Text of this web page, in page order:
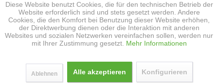
Diese Website benutzt Cookies, die für den technischen Betrieb der
Website erforderlich sind und stets gesetzt werden. Andere
Cookies, die den Komfort bei Benutzung dieser Website erhöhen,
der Direktwerbung dienen oder die Interaktion mit anderen
Websites und sozialen Netzwerken vereinfachen sollen, werden nur
mit Ihrer Zustimmung gesetzt. Mehr Informationen
Ablehnen Alle akzeptieren Konfigurieren